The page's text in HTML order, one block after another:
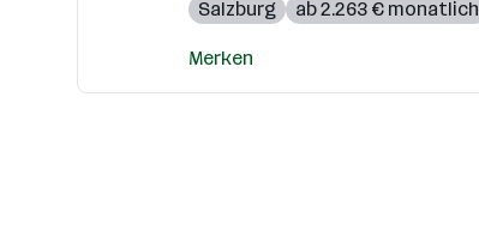
Salzburg
ab 2.263 € monatlich
Merken